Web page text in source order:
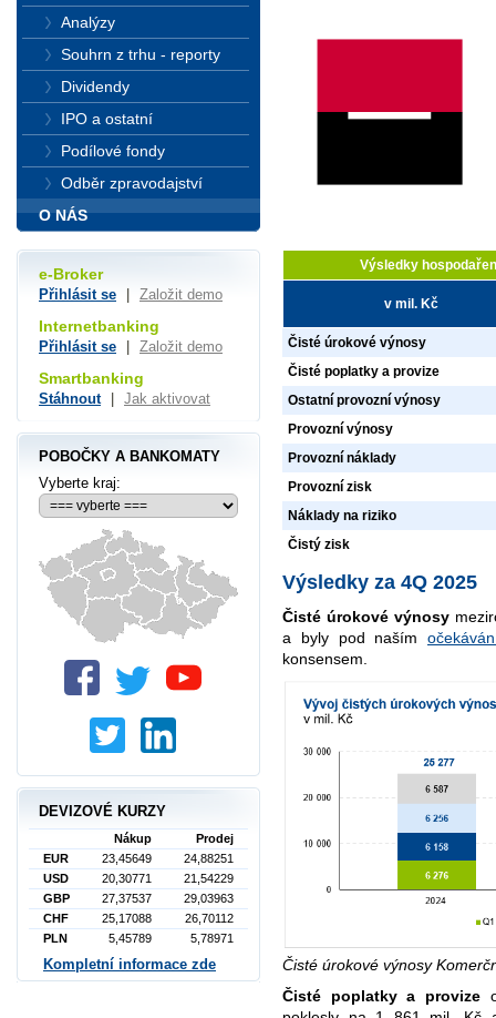
Výsledky
v mil. Kč
Čisté úrokové výnosy
Čisté poplatky a provize
Ostatní provozní výnosy
Provozní výnosy
Provozní náklady
Provozní zisk
Náklady na riziko
Čistý zisk
Výsledky za 4Q 2025
Čisté úrokové výnosy
a byly pod naším
konsensem.
Čisté úrokové výnosy
Čisté poplatky a provize
Analýzy
Souhrn z trhu - reporty
Dividendy
IPO a ostatní
Podílové fondy
Odběr zpravodajství
O NÁS
e-Broker
Přihlásit se Založit demo
Internetbanking
Přihlásit se Založit demo
Smartbanking
Stáhnout Jak aktivovat
POBOČKY A BANKOMATY
Vyberte kraj:
DEVIZOVÉ KURZY
Nákup
Prodej
EUR
23,45649
24,88251
USD
20,30771
21,54229
GBP
27,37537
29,03963
CHF
25,17088
26,70112
PLN
5,45789 5,78971
Kompletní informace zde